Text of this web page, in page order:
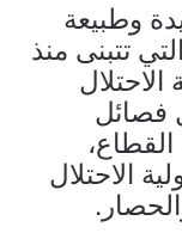
وطبيعة
تتبنى منذ
الاحتلال
فصائل
الاحتلال